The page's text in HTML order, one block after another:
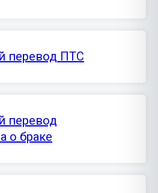
перевод ПТС
перевод
о браке